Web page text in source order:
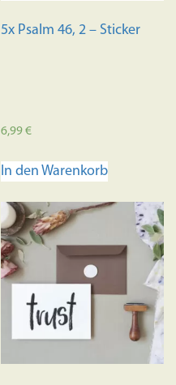
5x Psalm 46, 2 – Sticker
6,99€
In den Warenkorb